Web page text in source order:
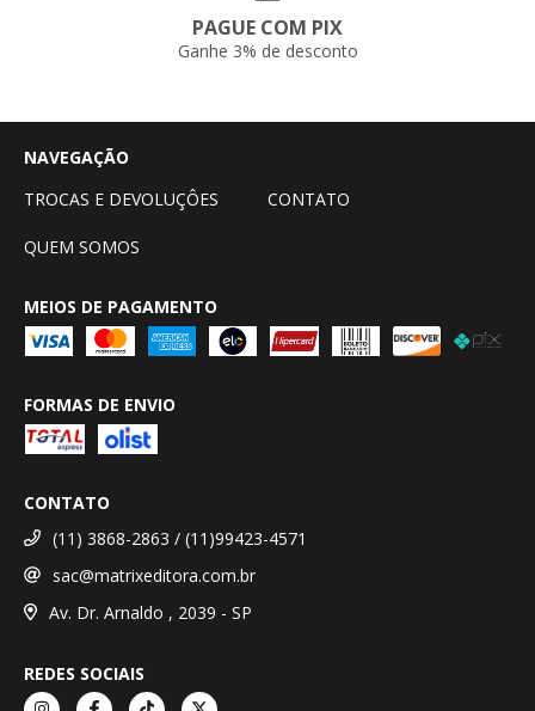
PAGUE COM PIX
Ganhe 3% de desconto
NAVEGAÇÃO
TROCAS E DEVOLUÇÔES
CONTATO
QUEM SOMOS
MEIOS DE PAGAMENTO
FORMAS DE ENVIO
CONTATO
(11) 3868-2863 / (11)99423-4571
sac@matrixeditora.com.br
Av. Dr. Arnaldo , 2039 - SP